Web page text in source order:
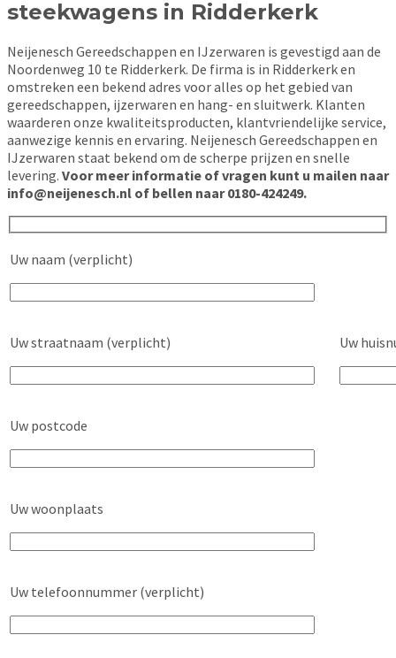
steekwagens in Ridderkerk
Neijenesch Gereedschappen en IJzerwaren is gevestigd aan de
Noordenweg 10 te Ridderkerk. De firma is in Ridderkerk en
omstreken een bekend adres voor alles op het gebied van
gereedschappen, ijzerwaren en hang- en sluitwerk. Klanten
waarderen onze kwaliteitsproducten, klantvriendelijke service,
aanwezige kennis en ervaring. Neijenesch Gereedschappen en
IJzerwaren staat bekend om de scherpe prijzen en snelle
levering. Voor meer informatie of vragen kunt u mailen naar
info@neijenesch.nl of bellen naar 0180-424249.
Uw naam (verplicht)
Uw straatnaam (verplicht) Uw
Uw postcode
Uw woonplaats
Uw telefoonnummer (verplicht)